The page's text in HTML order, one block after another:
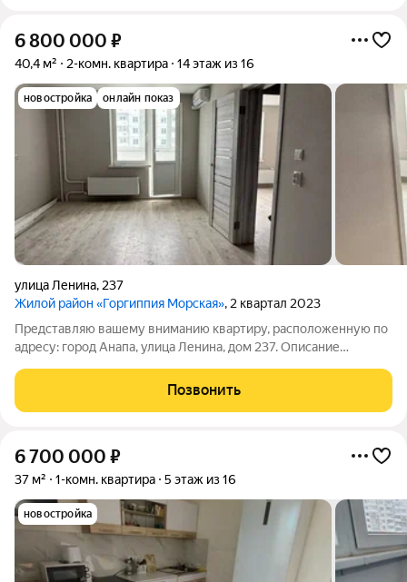
6 800 000 ₽
40,4 м² 2-комн. квартира 14 этаж из 16
новостройка онлайн показ
улица Ленина, 237
Жилой район «Горгиппия Морская», 2 квартал 2023
Представляю вашему вниманию квартиру, расположенную по
адресу: город Анапа, улица Ленина, дом 237. Описание
стенами и деревянным полом, создающим уютную атмосферу.
- Двери выполнены в современном
Позвонить
6 700 000 ₽
37 м² 1-комн. квартира 5 этаж из 16
новостройка